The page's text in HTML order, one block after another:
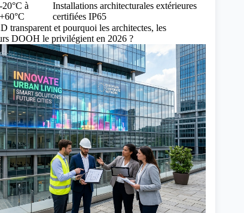
-20°C à
+60°C
Installations architecturales extérieures
certifiées IP65
transparent et pourquoi les architectes, les
DOOH le privilégient en 2026 ?